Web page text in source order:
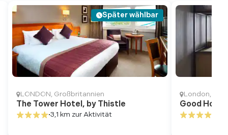
Später wählbar
LONDON, Großbritannien
The Tower Hotel, by Thistle
3,1 km zur Aktivität
London,
Good Hotel